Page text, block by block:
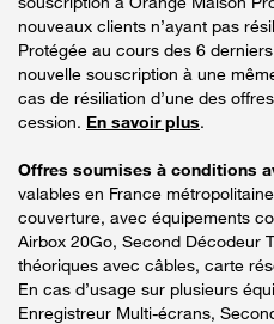
nouveaux clients n’ayant pas
Protégée au cours des 6
nouvelle souscription à une
cas de résiliation d’une des
cession. En savoir plus.
Offres soumises à conditions
valables en France
couverture, avec équipements
Airbox 20Go, Second Décodeur
théoriques avec câbles, carte
En cas d’usage sur plusieurs
Enregistreur Multi-écrans,